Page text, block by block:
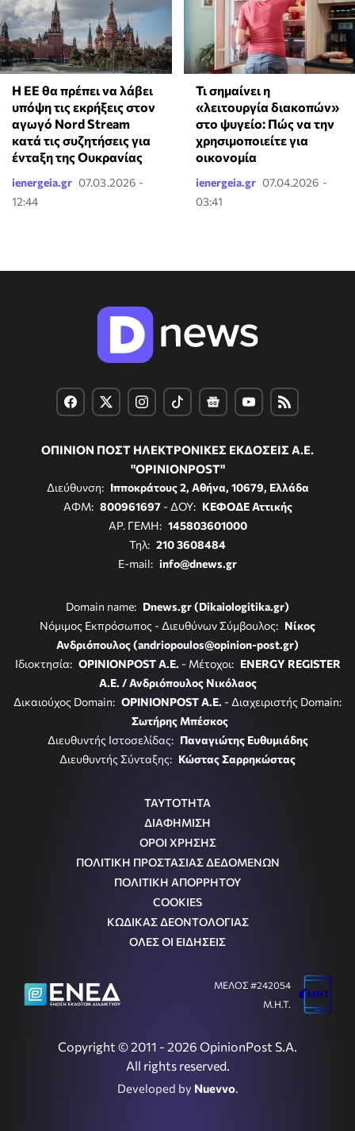
Η ΕΕ θα πρέπει να λάβει
υπόψη τις εκρήξεις στον
αγωγό Nord Stream
κατά τις συζητήσεις για
ένταξη της Ουκρανίας
ienergeia.gr 07.03.2026 -
12:44
Τι σημαίνει η
«λειτουργία διακοπών»
στο ψυγείο: Πώς να την
χρησιμοποιείτε για
οικονομία
ienergeia.gr 07.04.2026 -
03:41
ΟΠΙΝΙΟΝ ΠΟΣΤ ΗΛΕΚΤΡΟΝΙΚΕΣ ΕΚΔΟΣΕΙΣ Α.Ε.
"OPINIONPOST"
Διεύθυνση: Ιπποκράτους 2, Αθήνα, 10679, Ελλάδα
ΑΦΜ: 800961697- ΔΟΥ: ΚΕΦΟΔΕ Αττικής
ΑΡ. ΓΕΜΗ: 145803601000
Τηλ: 210 3608484
E-mail: info@dnews.gr
Domain name: Dnews.gr (Dikaiologitika.gr)
Νόμιμος Εκπρόσωπος - Διευθύνων Σύμβουλος: Νίκος
Ανδριόπουλος (andriopoulos@opinion-post.gr)
Ιδιοκτησία: OPINIONPOST A.E. - Μέτοχοι: ENERGY REGISTER
Α.Ε. / Ανδριόπουλος Νικόλαος
Δικαιούχος Domain: OPINIONPOST A.E. - Διαχειριστής Domain:
Σωτήρης Μπέσκος
Διευθυντής Ιστοσελίδας: Παναγιώτης Ευθυμιάδης
Διευθυντής Σύνταξης: Κώστας Σαρρηκώστας
ΤΑΥΤΟΤΗΤΑ
ΔΙΑΦΗΜΙΣΗ
ΟΡΟΙ ΧΡΗΣΗΣ
ΠΟΛΙΤΙΚΗ ΠΡΟΣΤΑΣΙΑΣ ΔΕΔΟΜΕΝΩΝ
ΠΟΛΙΤΙΚΗ ΑΠΟΡΡΗΤΟΥ
COOKIES
ΚΩΔΙΚΑΣ ΔΕΟΝΤΟΛΟΓΙΑΣ
ΟΛΕΣ ΟΙ ΕΙΔΗΣΕΙΣ
Copyright © 2011 - 2026 OpinionPost S.A.
All rights reserved.
Developed by Nuevvo.
ΜΕΛΟΣ #242054
Μ.Η.Τ.